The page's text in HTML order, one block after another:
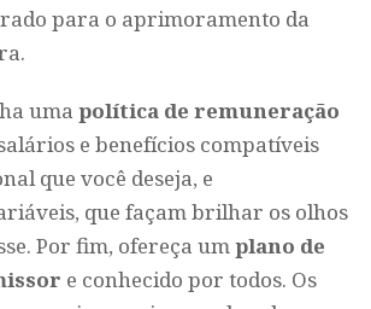
para o aprimoramento da
uma política de remuneração
e benefícios compatíveis
que você deseja, e
que façam brilhar os olhos
Por fim, ofereça umplano de
e conhecido por todos. Os